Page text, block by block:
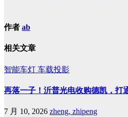
作者 ab
相关文章
智能车灯 车载投影
再落一子！沂普光电收购德凯，打
7 月 10, 2026 zheng, zhipeng